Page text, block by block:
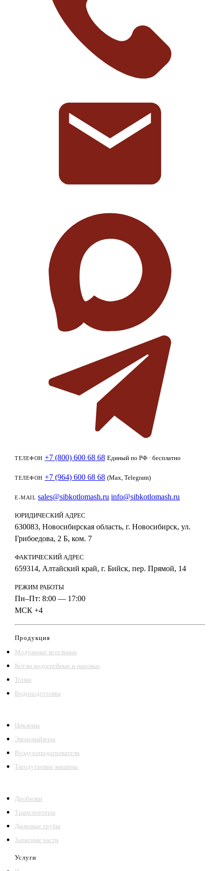
ТЕЛЕФОН +7 (800) 600 68 68 Единый по РФ · бесплатно
ТЕЛЕФОН +7 (964) 600 68 68 (Max, Telegram)
E-MAIL sales@sibkotlomash.ru info@sibkotlomash.ru
ЮРИДИЧЕСКИЙ АДРЕС
630083, Новосибирская область, г. Новосибирск, ул.
Грибоедова, 2 Б, ком. 7
ФАКТИЧЕСКИЙ АДРЕС
659314, Алтайский край, г. Бийск, пер. Прямой, 14
РЕЖИМ РАБОТЫ
Пн–Пт: 8:00 — 17:00
МСК +4
Продукция
Модульные котельные
Котлы водогрейные и паровые
Топки
Водоподготовка
Циклоны
Экономайзеры
Воздухоподогреватели
Тягодутьевые машины
Дробилки
Транспортеры
Дымовые трубы
Запасные части
Услуги